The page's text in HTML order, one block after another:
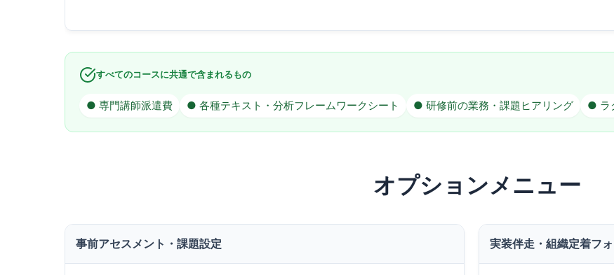
すべてのコースに共通で含まれるもの
● 専門講師派遣費 ● 各種テキスト・分析フレームワークシート ● 研修前の業務・課題ヒアリング ● ラ
オプションメニュー
事前アセスメント・課題設定 実装伴走・組織定着フ